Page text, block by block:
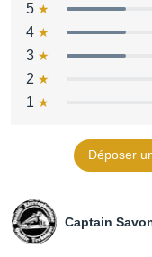
5
4
3
2
1
Déposer
Captain